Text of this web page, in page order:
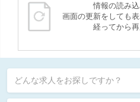
情報の読み込
画面の更新をしても
経ってから再
どんな求人をお探しですか？